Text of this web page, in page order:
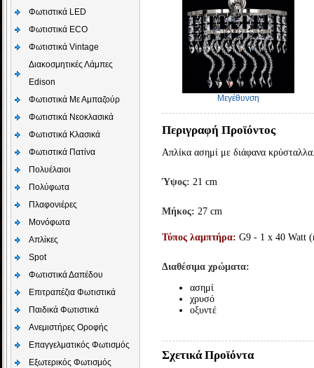
Φωτιστικά LED
Φωτιστικά ECO
Φωτιστικά Vintage
Διακοσμητικές Λάμπες
Edison
Φωτιστικά Με Αμπαζούρ
Φωτιστικά Νεοκλασικά
Φωτιστικά Κλασικά
Φωτιστικά Πατίνα
Πολυέλαιοι
Πολύφωτα
Πλαφονιέρες
Μονόφωτα
Απλίκες
Spot
Φωτιστικά Δαπέδου
Επιτραπέζια Φωτιστικά
Παιδικά Φωτιστικά
Aνεμιστήρες Οροφής
Επαγγελματικός Φωτισμός
Εξωτερικός Φωτισμός
Μεγέθυνση
Περιγραφή Προϊόντος
Απλίκα ασημί με διάφανα
Ύψος: 21 cm
Μήκος: 27 cm
Τύπος λαμπτήρα: G9 - 1 x 40 Watt
Διαθέσιμα χρώματα:
ασημί
χρυσό
οξυντέ
Σχετικά Προϊόντα